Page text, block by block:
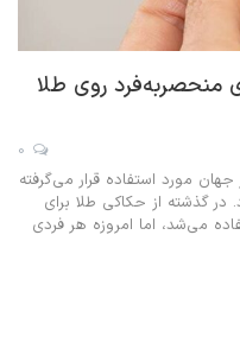
روی طلا
مورد استفاده قرار می‌گرفته
در گذشته از حکاکی طلا برای
می‌شد، اما امروزه هر فردی